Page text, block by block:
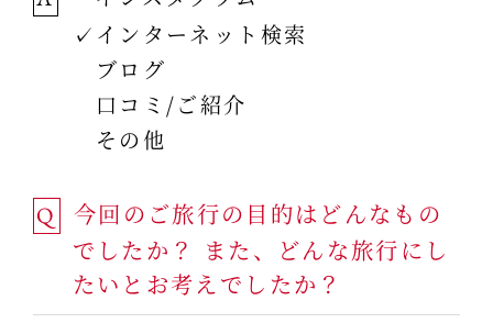
✓インターネット検索
ブログ
口コミ/ご紹介
その他
Q
今回のご旅行の目的はどんなもの
でしたか？ また、どんな旅行にし
たいとお考えでしたか？